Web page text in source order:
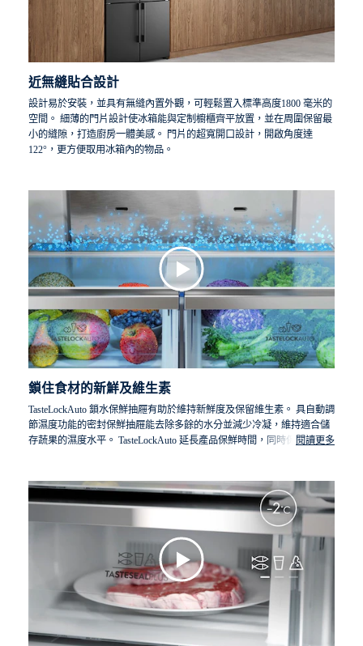
近無縫貼合設計
設計易於安裝，並具有無縫內置外觀，可輕鬆置入標準高度1800 毫米的
空間。 細薄的門片設計使冰箱能與定制櫥櫃齊平放置，並在周圍保留最
小的縫隙，打造廚房一體美感。 門片的超寬開口設計，開啟角度達
122°，更方便取用冰箱內的物品。
鎖住食材的新鮮及維生素
TasteLockAuto 鎖水保鮮抽屜有助於維持新鮮度及保留維生素。 具自動調
節濕度功能的密封保鮮抽屜能去除多餘的水分並減少冷凝，維持適合儲
存蔬果的濕度水平。 TasteLockAuto 延長產品保鮮時間，同時保留藍莓中
*由 SGS 泰國實驗室針對儲存於 TasteLockAuto 鎖水保鮮抽屜中7
天的藍莓測試其維生素 C 的保留狀況。測試型號為 EQE5657BA
閱讀更多